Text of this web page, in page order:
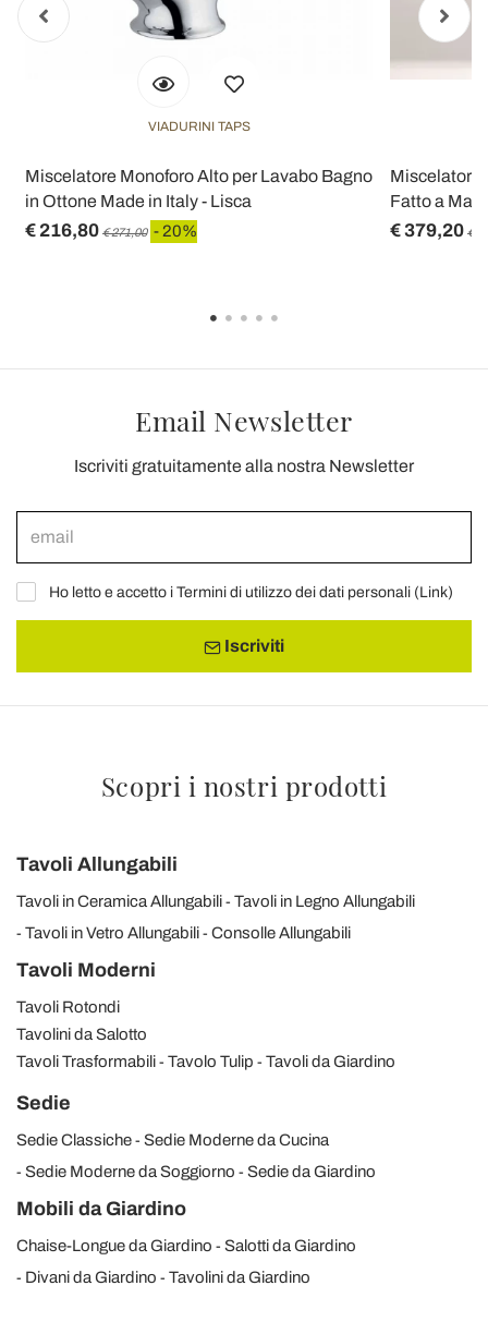
VIADURINI TAPS
Miscelatore Monoforo Alto per Lavabo Bagno
in Ottone Made in Italy - Lisca
€ 216,80 € 271,00 - 20%
Miscelatore
Fatto a
€ 379,20 €
Email Newsletter
Iscriviti gratuitamente alla nostra Newsletter
Ho letto e accetto i Termini di utilizzo dei dati personali (Link)
Iscriviti
Scopri i nostri prodotti
Tavoli Allungabili
Tavoli in Ceramica Allungabili
Tavoli in Legno Allungabili
Tavoli in Vetro Allungabili
Consolle Allungabili
Tavoli Moderni
Tavoli Rotondi
Tavolini da Salotto
Tavoli Trasformabili
Tavolo Tulip Tavoli da Giardino
Sedie
Sedie Classiche
Sedie Moderne da Cucina
Sedie Moderne da Soggiorno
Sedie da Giardino
Mobili da Giardino
Chaise-Longue da Giardino
Salotti da Giardino
Divani da Giardino
Tavolini da Giardino